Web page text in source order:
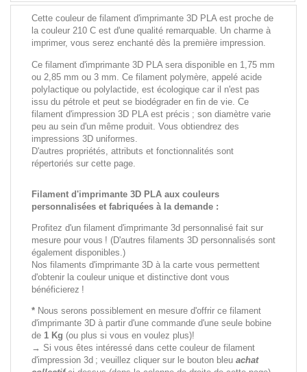
Cette couleur de filament d'imprimante 3D PLA est proche de
la couleur 210 C est d'une qualité remarquable. Un charme à
imprimer, vous serez enchanté dès la première impression.
Ce filament d'imprimante 3D PLA sera disponible en 1,75 mm
ou 2,85 mm ou 3 mm. Ce filament polymère, appelé acide
polylactique ou polylactide, est écologique car il n'est pas
issu du pétrole et peut se biodégrader en fin de vie. Ce
filament d'impression 3D PLA est précis ; son diamètre varie
peu au sein d'un même produit. Vous obtiendrez des
impressions 3D uniformes.
D'autres propriétés, attributs et fonctionnalités sont
répertoriés sur cette page.
Filament d'imprimante 3D PLA aux couleurs
personnalisées et fabriquées à la demande :
Profitez d'un filament d'imprimante 3d personnalisé fait sur
mesure pour vous ! (D'autres filaments 3D personnalisés sont
également disponibles.)
Nos filaments d'imprimante 3D à la carte vous permettent
d'obtenir la couleur unique et distinctive dont vous
bénéficierez !
* Nous serons possiblement en mesure d'offrir ce filament
d'imprimante 3D à partir d'une commande d'une seule bobine
de 1 Kg (ou plus si vous en voulez plus)!
→ Si vous êtes intéressé dans cette couleur de filament
d'impression 3d ; veuillez cliquer sur le bouton bleu achat